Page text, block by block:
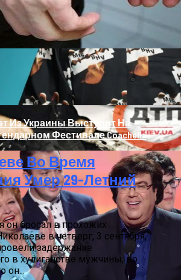
Донбассе Во Время Тушения
Погибли Двое Военных
Киевом Мотоцикл Влетел В
Двое Погибших
Из Украины Выступит На
Фестивале Coachella
Во Время
Умер 29-Летний
он бросал в прохожих
в четверг, 3 сентября,
задержание
в хулиганстве мужчины, во
он...